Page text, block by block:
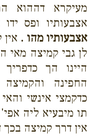
מעיקרא דההוא
אצבעותיו ופס
אצבעותיו מהו .
לן גבי קמיצה מאי
היינו הך
החפינה
כדקמצי אינשי
תו מיבעיא ליה
אין דרך קמיצה